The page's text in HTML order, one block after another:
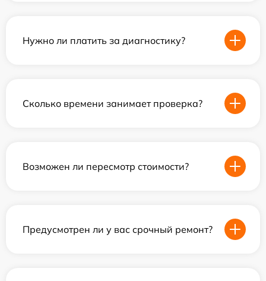
Нужно ли платить за диагностику?
Сколько времени занимает проверка?
Возможен ли пересмотр стоимости?
Предусмотрен ли у вас срочный ремонт?